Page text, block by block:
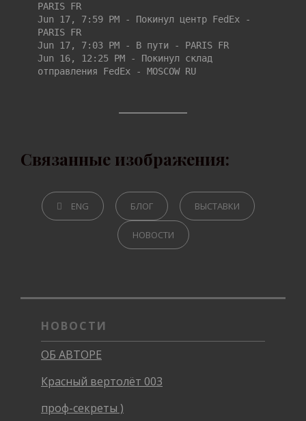
PARIS FR
Jun 17, 7:59 PM - Покинул центр FedEx -
PARIS FR
Jun 17, 7:03 PM - В пути - PARIS FR
Jun 16, 12:25 PM - Покинул склад
отправления FedЕх - MOSCOW RU
Связанные изображения:
CATEGORIES
ENG БЛОГ ВЫСТАВКИ
НОВОСТИ
НОВОСТИ
ОБ АВТОРЕ
Красный вертолёт 003
проф-секреты )